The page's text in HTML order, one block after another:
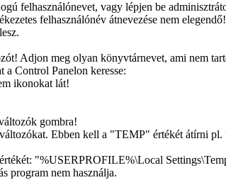
felhasználónevet, vagy lépjen be
felhasználónév átnevezése nem
Adjon meg olyan könyvtárnevet, ami nem
Control Panelon keresse:
ikonokat lát!
gombra!
Ebben kell a "TEMP" értékét átírni
"%USERPROFILE%\Local
program nem használja.